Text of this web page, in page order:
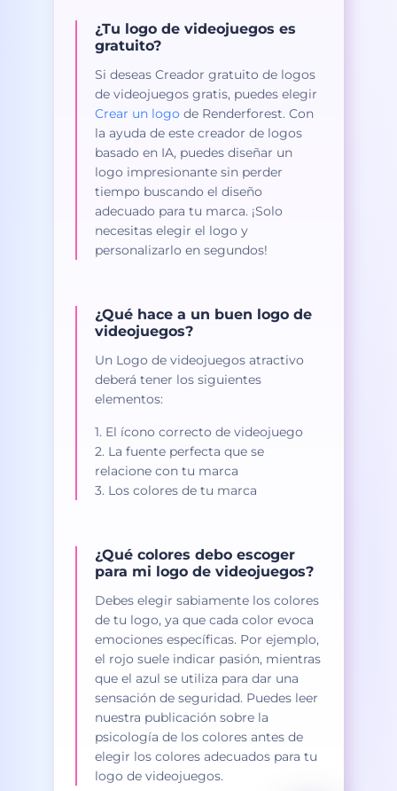
¿Tu logo de videojuegos es
gratuito?
Si deseas Creador gratuito de logos
de videojuegos gratis, puedes elegir
Crear un logo de Renderforest. Con
la ayuda de este creador de logos
basado en IA, puedes diseñar un
logo impresionante sin perder
tiempo buscando el diseño
adecuado para tu marca. ¡Solo
necesitas elegir el logo y
personalizarlo en segundos!
¿Qué hace a un buen logo de
videojuegos?
Un Logo de videojuegos atractivo
deberá tener los siguientes
elementos:
1. El ícono correcto de videojuego
2. La fuente perfecta que se
relacione con tu marca
3. Los colores de tu marca
¿Qué colores debo escoger
para mi logo de videojuegos?
Debes elegir sabiamente los colores
de tu logo, ya que cada color evoca
emociones específicas. Por ejemplo,
el rojo suele indicar pasión, mientras
que el azul se utiliza para dar una
sensación de seguridad. Puedes leer
nuestra publicación sobre la
psicología de los colores antes de
elegir los colores adecuados para tu
logo de videojuegos.